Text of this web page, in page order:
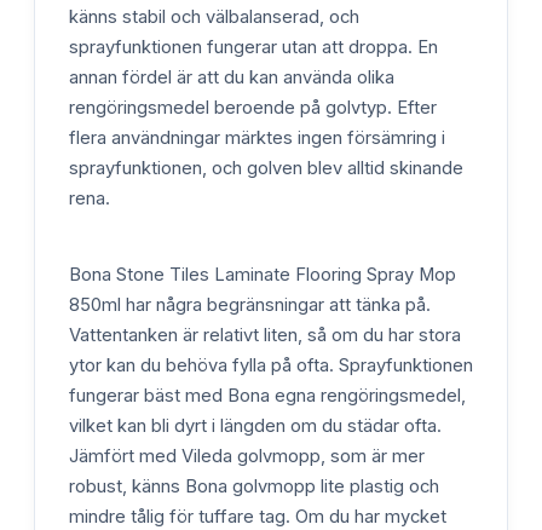
känns stabil och välbalanserad, och
sprayfunktionen fungerar utan att droppa. En
annan fördel är att du kan använda olika
rengöringsmedel beroende på golvtyp. Efter
flera användningar märktes ingen försämring i
sprayfunktionen, och golven blev alltid skinande
rena.
Bona Stone Tiles Laminate Flooring Spray Mop
850ml har några begränsningar att tänka på.
Vattentanken är relativt liten, så om du har stora
ytor kan du behöva fylla på ofta. Sprayfunktionen
fungerar bäst med Bona egna rengöringsmedel,
vilket kan bli dyrt i längden om du städar ofta.
Jämfört med Vileda golvmopp, som är mer
robust, känns Bona golvmopp lite plastig och
mindre tålig för tuffare tag. Om du har mycket